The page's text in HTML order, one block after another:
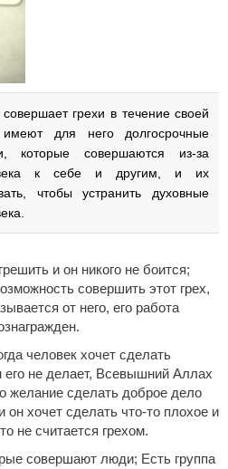
грехи в течение своей
для него долгосрочные
которые совершаются из-за
к себе и другим, и их
чтобы устранить духовные
и он никого не боится;
совершить этот грех,
от него, его работа
человек хочет сделать
не делает, Всевышний Аллах
желание сделать доброе дело
хочет сделать что-то плохое и
не считается грехом.
совершают люди; Есть группа